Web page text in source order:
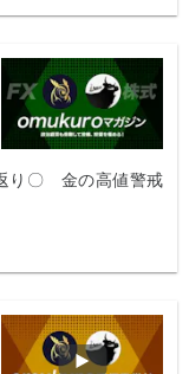
り〇 金の高値警戒